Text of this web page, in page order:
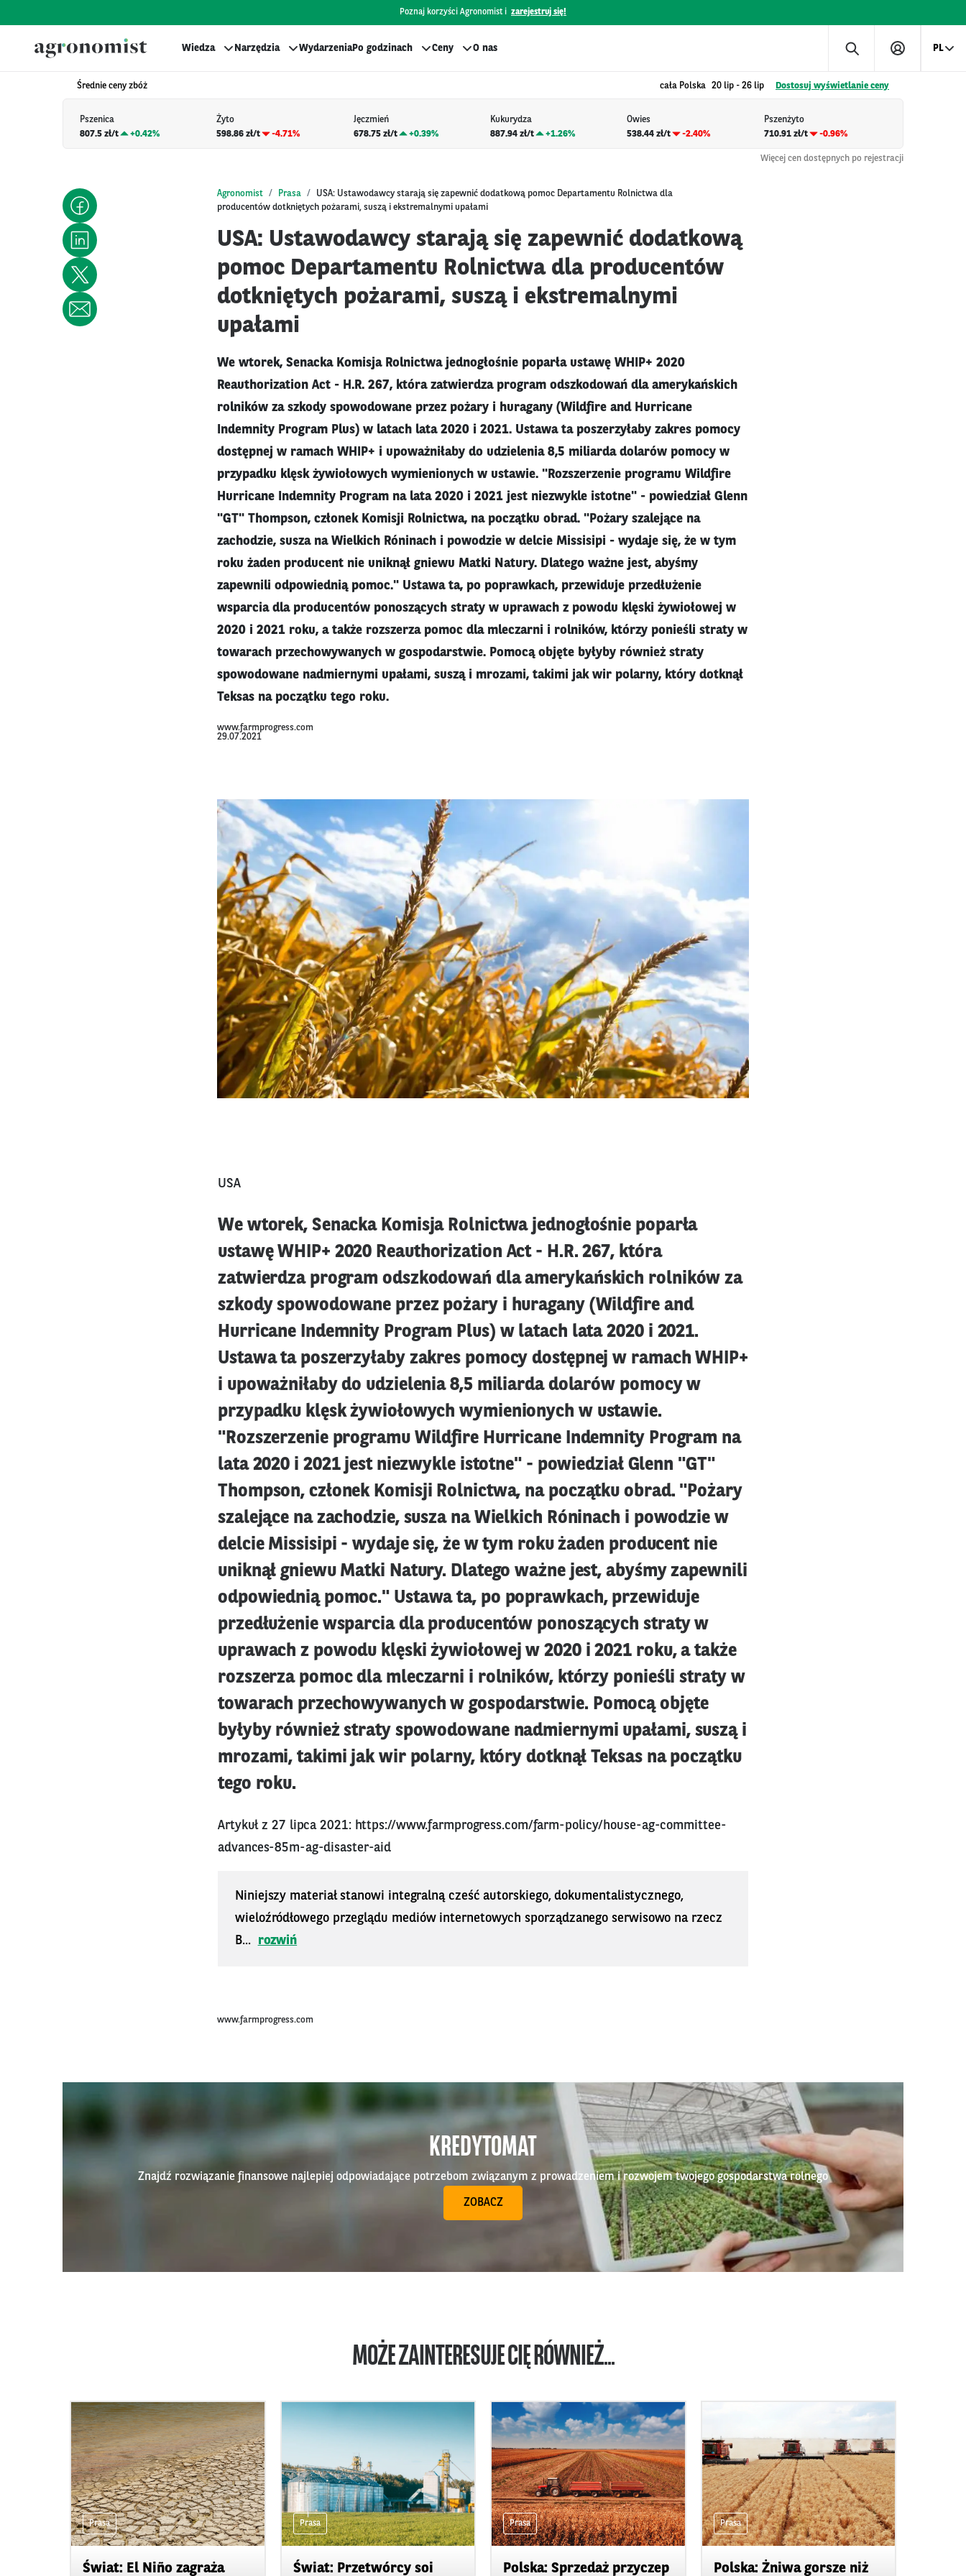
Poznaj korzyści Agronomist i zarejestruj się!
Wiedza Narzędzia WydarzeniaPo godzinach Ceny O nas PL
Średnie ceny zbóż cała Polska 20 lip - 26 lip Dostosuj wyświetlanie ceny
Pszenica
807.5 zł/t
+0.42%
Żyto
598.86 zł/t
-4.71%
Jęczmień
678.75 zł/t
+0.39%
Kukurydza
887.94 zł/t
+1.26%
Owies
538.44 zł/t
-2.40%
Pszenżyto
710.91 zł/t
-0.96%
Więcej cen dostępnych po rejestracji
Agronomist Prasa
USA: Ustawodawcy starają się zapewnić dodatkową pomoc Departamentu Rolnictwa dla
producentów dotkniętych pożarami, suszą i ekstremalnymi upałami
USA: Ustawodawcy starają się zapewnić dodatkową
pomoc Departamentu Rolnictwa dla producentów
dotkniętych pożarami, suszą i ekstremalnymi
upałami
We wtorek, Senacka Komisja Rolnictwa jednogłośnie poparła ustawę WHIP+ 2020
Reauthorization Act - H.R. 267, która zatwierdza program odszkodowań dla amerykańskich
rolników za szkody spowodowane przez pożary i huragany (Wildfire and Hurricane
Indemnity Program Plus) w latach lata 2020 i 2021. Ustawa ta poszerzyłaby zakres pomocy
dostępnej w ramach WHIP+ i upoważniłaby do udzielenia 8,5 miliarda dolarów pomocy w
przypadku klęsk żywiołowych wymienionych w ustawie. "Rozszerzenie programu Wildfire
Hurricane Indemnity Program na lata 2020 i 2021 jest niezwykle istotne" - powiedział Glenn
"GT" Thompson, członek Komisji Rolnictwa, na początku obrad. "Pożary szalejące na
zachodzie, susza na Wielkich Róninach i powodzie w delcie Missisipi - wydaje się, że w tym
roku żaden producent nie uniknął gniewu Matki Natury. Dlatego ważne jest, abyśmy
zapewnili odpowiednią pomoc." Ustawa ta, po poprawkach, przewiduje przedłużenie
wsparcia dla producentów ponoszących straty w uprawach z powodu klęski żywiołowej w
2020 i 2021 roku, a także rozszerza pomoc dla mleczarni i rolników, którzy ponieśli straty w
towarach przechowywanych w gospodarstwie. Pomocą objęte byłyby również straty
spowodowane nadmiernymi upałami, suszą i mrozami, takimi jak wir polarny, który dotknął
Teksas na początku tego roku.
www.farmprogress.com
29.07.2021
USA
We wtorek, Senacka Komisja Rolnictwa jednogłośnie poparła
ustawę WHIP+ 2020 Reauthorization Act - H.R. 267, która
zatwierdza program odszkodowań dla amerykańskich rolników za
szkody spowodowane przez pożary i huragany (Wildfire and
Hurricane Indemnity Program Plus) w latach lata 2020 i 2021.
Ustawa ta poszerzyłaby zakres pomocy dostępnej w ramach WHIP+
i upoważniłaby do udzielenia 8,5 miliarda dolarów pomocy w
przypadku klęsk żywiołowych wymienionych w ustawie.
"Rozszerzenie programu Wildfire Hurricane Indemnity Program na
lata 2020 i 2021 jest niezwykle istotne" - powiedział Glenn "GT"
Thompson, członek Komisji Rolnictwa, na początku obrad. "Pożary
szalejące na zachodzie, susza na Wielkich Róninach i powodzie w
delcie Missisipi - wydaje się, że w tym roku żaden producent nie
uniknął gniewu Matki Natury. Dlatego ważne jest, abyśmy zapewnili
odpowiednią pomoc." Ustawa ta, po poprawkach, przewiduje
przedłużenie wsparcia dla producentów ponoszących straty w
uprawach z powodu klęski żywiołowej w 2020 i 2021 roku, a także
rozszerza pomoc dla mleczarni i rolników, którzy ponieśli straty w
towarach przechowywanych w gospodarstwie. Pomocą objęte
byłyby również straty spowodowane nadmiernymi upałami, suszą i
mrozami, takimi jak wir polarny, który dotknął Teksas na początku
tego roku.
Artykuł z 27 lipca 2021: https://www.farmprogress.com/farm-policy/house-ag-committee-
advances-85m-ag-disaster-aid
Niniejszy materiał stanowi integralną cześć autorskiego, dokumentalistycznego,
wieloźródłowego przeglądu mediów internetowych sporządzanego serwisowo na rzecz
B...
rozwiń
www.farmprogress.com
KREDYTOMAT
Znajdź rozwiązanie finansowe najlepiej odpowiadające potrzebom związanym z prowadzeniem i rozwojem twojego gospodarstwa rolnego
ZOBACZ
MOŻE ZAINTERESUJE CIĘ RÓWNIEŻ...
Prasa
Świat: El Niño zagraża
Prasa
Świat: Przetwórcy soi
Prasa
Polska: Sprzedaż przyczep
Prasa
Polska: Żniwa gorsze niż